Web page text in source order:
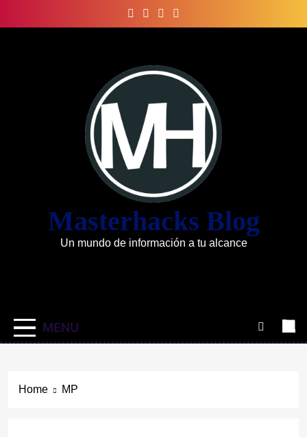
Masterhacks Blog
Un mundo de información a tu alcance
MENU
Home MP